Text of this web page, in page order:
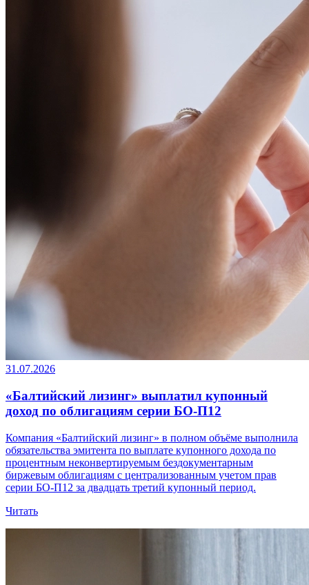
31.07.2026
«Балтийский лизинг» выплатил купонный
доход по облигациям серии БО-П12
Компания «Балтийский лизинг» в полном объёме выполнила
обязательства эмитента по выплате купонного дохода по
процентным неконвертируемым бездокументарным
биржевым облигациям с централизованным учетом прав
серии БО-П12 за двадцать третий купонный период.
Читать